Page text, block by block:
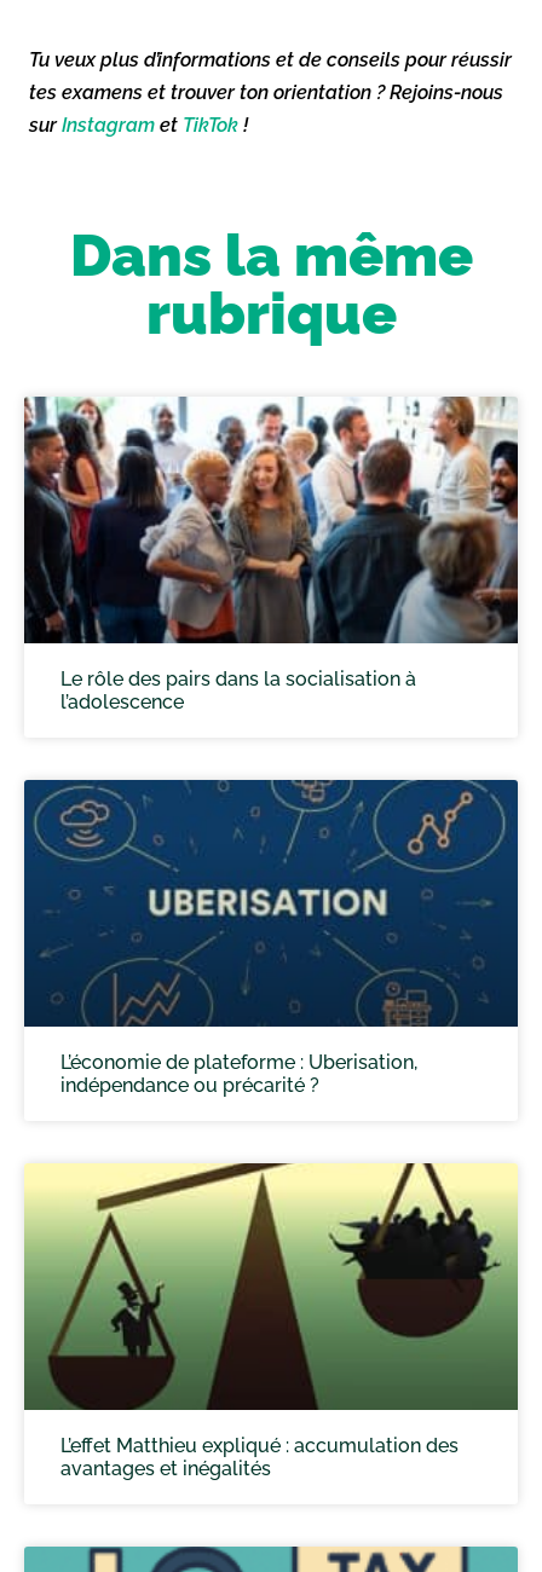
Tu veux plus d’informations et de conseils pour réussir
tes examens et trouver ton orientation ? Rejoins-nous
surInstagram et TikTok !
Dans la même
rubrique
Le rôle des pairs dans la socialisation à
l’adolescence
L’économie de plateforme : Uberisation,
indépendance ou précarité ?
L’effet Matthieu expliqué : accumulation des
avantages et inégalités